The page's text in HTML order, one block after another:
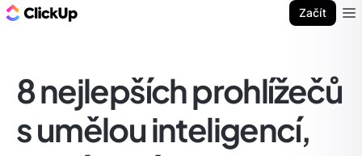
Začít
8 nejlepších prohlížečů
s umělou inteligencí,